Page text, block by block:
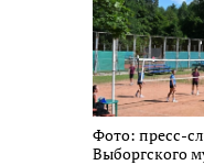
Фото: пресс-
Выборгского